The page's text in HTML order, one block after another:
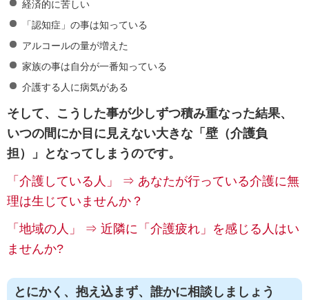
経済的に苦しい
「認知症」の事は知っている
アルコールの量が増えた
家族の事は自分が一番知っている
介護する人に病気がある
そして、こうした事が少しずつ積み重なった結果、
いつの間にか目に見えない大きな「壁（介護負
担）」となってしまうのです。
「介護している人」 ⇒ あなたが行っている介護に無
理は生じていませんか？
「地域の人」 ⇒ 近隣に「介護疲れ」を感じる人はい
ませんか?
とにかく、抱え込まず、誰かに相談しましょう